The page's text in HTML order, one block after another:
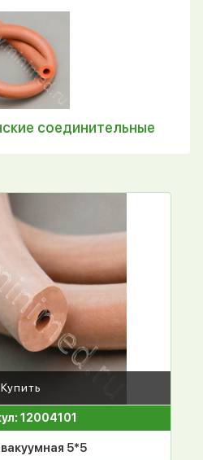
соединительные
Купить
12004101
5*5